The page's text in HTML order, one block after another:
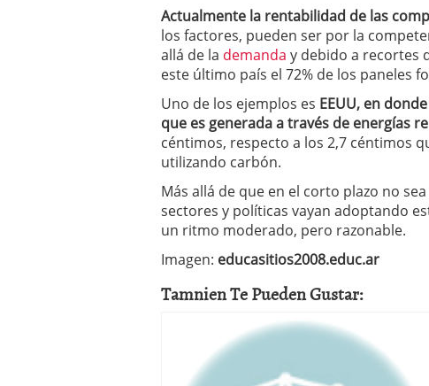
Actualmente la rentabilidad de las
los factores, pueden ser por la
allá de la demanda y debido a recortes
este último país el 72% de los paneles
Uno de los ejemplos es EEUU, en
que es generada a través de energías
céntimos, respecto a los 2,7 céntimos
utilizando carbón.
Más allá de que en el corto plazo no
sectores y políticas vayan adoptando
un ritmo moderado, pero razonable.
Imagen: educasitios2008.educ.ar
Tamnien Te Pueden Gustar: